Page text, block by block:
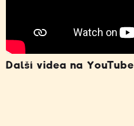
Další videa na YouTube